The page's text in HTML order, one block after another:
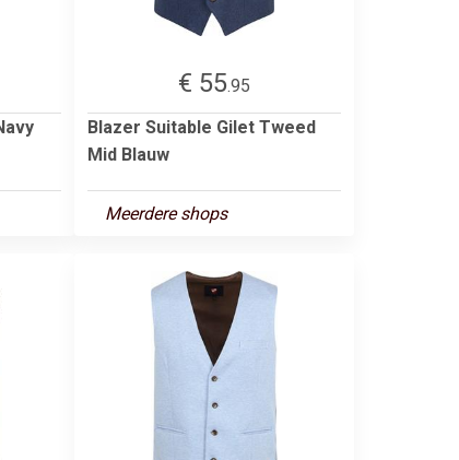
€ 55.95
Blazer Suitable Gilet Tweed
Mid Blauw
Meerdere shops